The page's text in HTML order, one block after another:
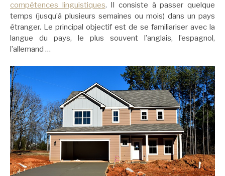
compétences linguistiques. Il consiste à passer quelque
temps (jusqu’à plusieurs semaines ou mois) dans un pays
étranger. Le principal objectif est de se familiariser avec la
langue du pays, le plus souvent l’anglais, l’espagnol,
l’allemand …